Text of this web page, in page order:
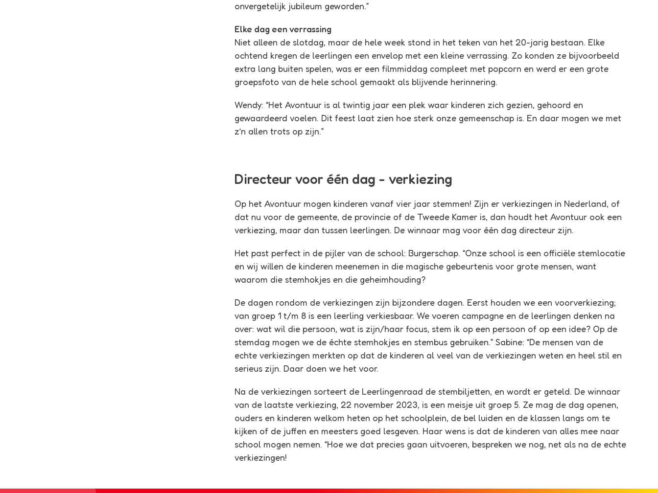
onvergetelijk jubileum geworden.”
Elke dag een verrassing
Niet alleen de slotdag, maar de hele week stond in het teken van het 20-jarig bestaan. Elke
ochtend kregen de leerlingen een envelop met een kleine verrassing. Zo konden ze bijvoorbeeld
extra lang buiten spelen, was er een filmmiddag compleet met popcorn en werd er een grote
groepsfoto van de hele school gemaakt als blijvende herinnering.
Wendy: “Het Avontuur is al twintig jaar een plek waar kinderen zich gezien, gehoord en
gewaardeerd voelen. Dit feest laat zien hoe sterk onze gemeenschap is. En daar mogen we met
z’n allen trots op zijn.”
Directeur voor één dag - verkiezing
Op het Avontuur mogen kinderen vanaf vier jaar stemmen! Zijn er verkiezingen in Nederland, of
dat nu voor de gemeente, de provincie of de Tweede Kamer is, dan houdt het Avontuur ook een
verkiezing, maar dan tussen leerlingen. De winnaar mag voor één dag directeur zijn.
Het past perfect in de pijler van de school: Burgerschap. “Onze school is een officiële stemlocatie
en wij willen de kinderen meenemen in die magische gebeurtenis voor grote mensen, want
waarom die stemhokjes en die geheimhouding?
De dagen rondom de verkiezingen zijn bijzondere dagen. Eerst houden we een voorverkiezing;
van groep 1 t/m 8 is een leerling verkiesbaar. We voeren campagne en de leerlingen denken na
over: wat wil die persoon, wat is zijn/haar focus, stem ik op een persoon of op een idee? Op de
stemdag mogen we de échte stemhokjes en stembus gebruiken.” Sabine: “De mensen van de
echte verkiezingen merkten op dat de kinderen al veel van de verkiezingen weten en heel stil en
serieus zijn. Daar doen we het voor.
Na de verkiezingen sorteert de Leerlingenraad de stembiljetten, en wordt er geteld. De winnaar
van de laatste verkiezing, 22 november 2023, is een meisje uit groep 5. Ze mag de dag openen,
ouders en kinderen welkom heten op het schoolplein, de bel luiden en de klassen langs om te
kijken of de juffen en meesters goed lesgeven. Haar wens is dat de kinderen van alles mee naar
school mogen nemen. “Hoe we dat precies gaan uitvoeren, bespreken we nog, net als na de echte
verkiezingen!